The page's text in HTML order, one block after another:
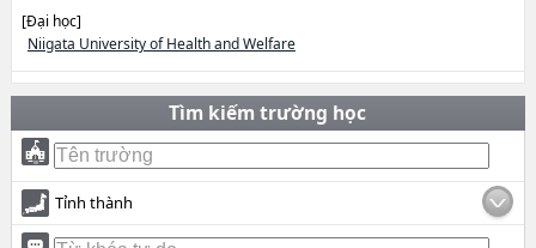
[Đại học]
Niigata University of Health and Welfare
Tìm kiếm trường học
Tỉnh thành